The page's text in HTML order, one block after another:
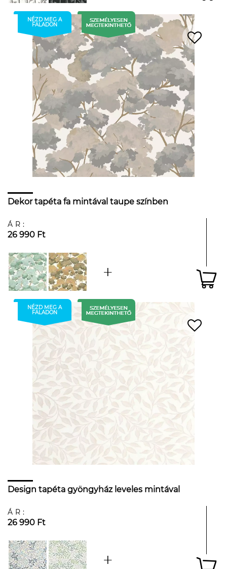
NÉZD MEG A
FALADON
Dekor tapéta fa mintával taupe színben
ÁR:
26 990 Ft
NÉZD MEG A
FALADON
Design tapéta gyöngyház leveles mintával
ÁR:
26 990 Ft